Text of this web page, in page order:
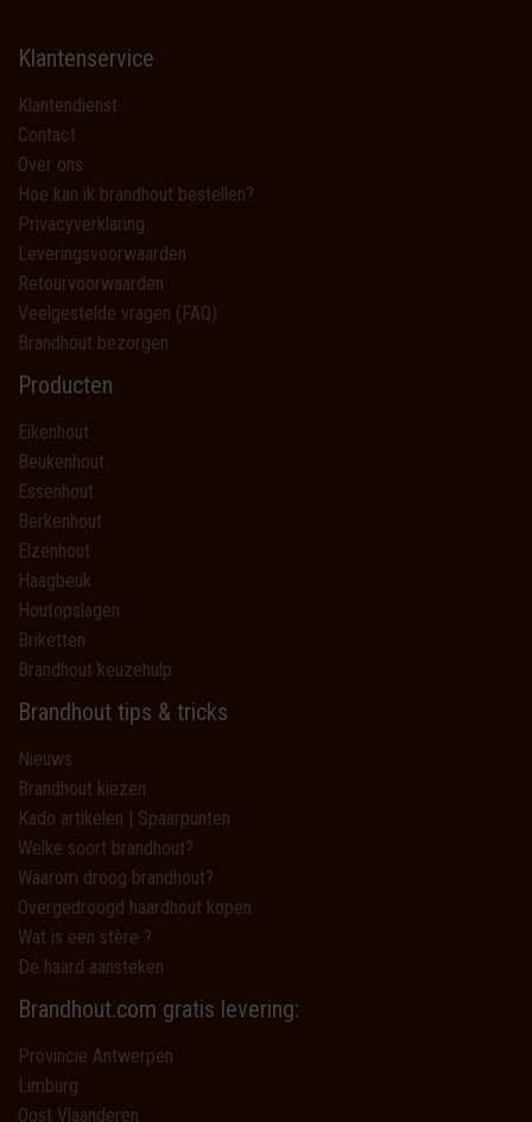
Klantenservice
Klantendienst
Contact
Over ons
Hoe kan ik brandhout bestellen?
Privacyverklaring
Leveringsvoorwaarden
Retourvoorwaarden
Veelgestelde vragen (FAQ)
Brandhout bezorgen
Producten
Eikenhout
Beukenhout
Essenhout
Berkenhout
Elzenhout
Haagbeuk
Houtopslagen
Briketten
Brandhout keuzehulp
Brandhout tips & tricks
Nieuws
Brandhout kiezen
Kado artikelen | Spaarpunten
Welke soort brandhout?
Waarom droog brandhout?
Overgedroogd haardhout kopen
Wat is een stère ?
De haard aansteken
Brandhout.com gratis levering:
Provincie Antwerpen
Limburg
Oost Vlaanderen